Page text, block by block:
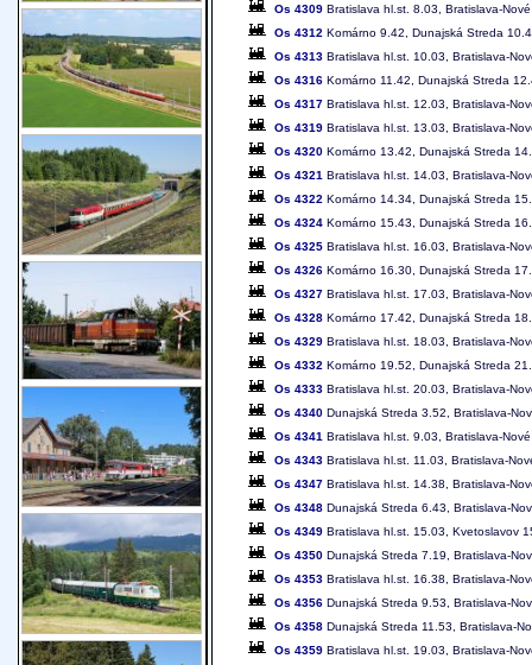
Os 4309 Bratislava hl.st. 8.03, Bratislava-
Os 4312 Komárno 9.42, Dunajská Streda
Os 4313 Bratislava hl.st. 10.03, Bratislava-
Os 4316 Komárno 11.42, Dunajská Streda
Os 4317 Bratislava hl.st. 12.03, Bratislava-
Os 4319 Bratislava hl.st. 13.03, Bratislava-
Os 4320 Komárno 13.42, Dunajská Streda
Os 4321 Bratislava hl.st. 14.03, Bratislava-
Os 4322 Komárno 14.34, Dunajská Streda
Os 4324 Komárno 15.43, Dunajská Streda
Os 4325 Bratislava hl.st. 16.03, Bratislava-
Os 4326 Komárno 16.30, Dunajská Streda
Os 4327 Bratislava hl.st. 17.03, Bratislava-
Os 4328 Komárno 17.42, Dunajská Streda
Os 4329 Bratislava hl.st. 18.03, Bratislava-
Os 4332 Komárno 19.52, Dunajská Streda
Os 4333 Bratislava hl.st. 20.03, Bratislava-
Os 4340 Dunajská Streda 3.52, Bratislava-
Os 4341 Bratislava hl.st. 9.03, Bratislava-
Os 4343 Bratislava hl.st. 11.03, Bratislava-
Os 4347 Bratislava hl.st. 14.38, Bratislava-
Os 4348 Dunajská Streda 6.43, Bratislava-
Os 4349 Bratislava hl.st. 15.03, Kvetoslavov
Os 4350 Dunajská Streda 7.19, Bratislava-
Os 4353 Bratislava hl.st. 16.38, Bratislava-
Os 4356 Dunajská Streda 9.53, Bratislava-
Os 4358 Dunajská Streda 11.53, Bratislava-
Os 4359 Bratislava hl.st. 19.03, Bratislava-